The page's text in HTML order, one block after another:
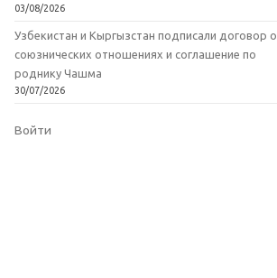
03/08/2026
Узбекистан и Кыргызстан подписали договор о
союзнических отношениях и соглашение по
роднику Чашма
30/07/2026
Войти